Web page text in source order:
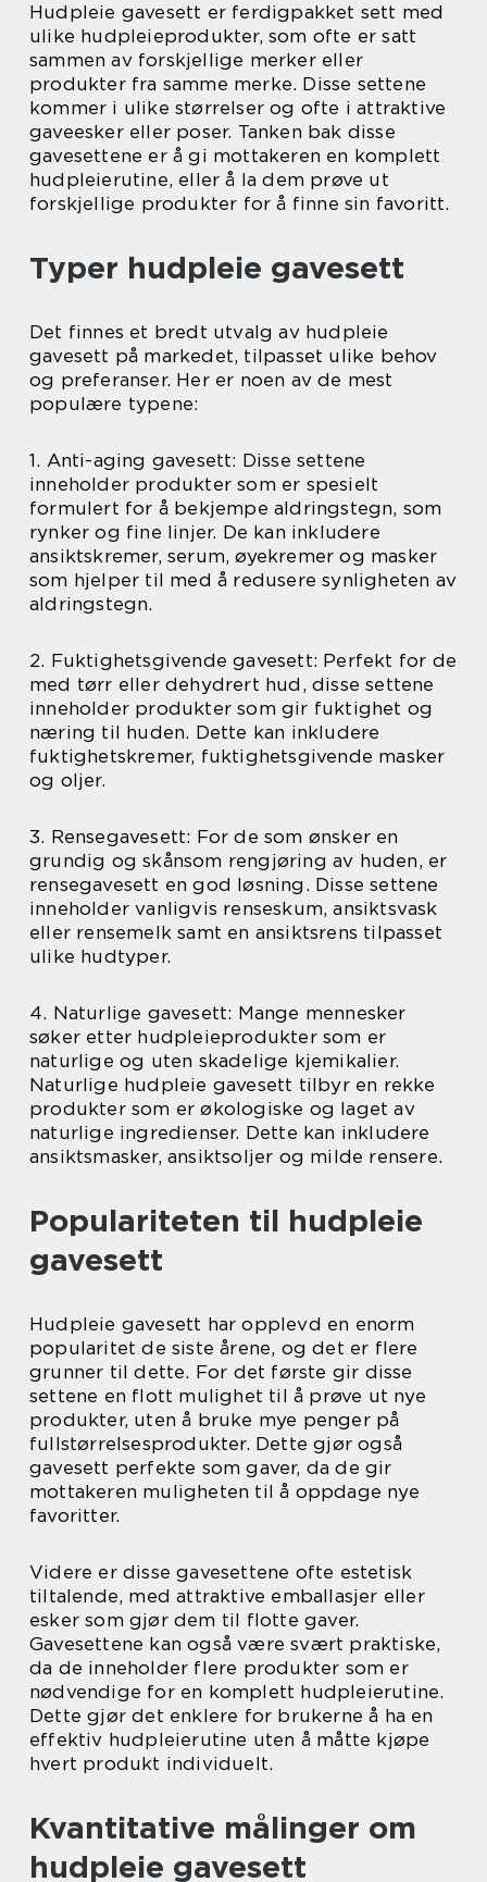
Hudpleie gavesett er ferdigpakket sett med
ulike hudpleieprodukter, som ofte er satt
sammen av forskjellige merker eller
produkter fra samme merke. Disse settene
kommer i ulike størrelser og ofte i attraktive
gaveesker eller poser. Tanken bak disse
gavesettene er å gi mottakeren en komplett
hudpleierutine, eller å la dem prøve ut
forskjellige produkter for å finne sin favoritt.
Typer hudpleie gavesett
Det finnes et bredt utvalg av hudpleie
gavesett på markedet, tilpasset ulike behov
og preferanser. Her er noen av de mest
populære typene:
1. Anti-aging gavesett: Disse settene
inneholder produkter som er spesielt
formulert for å bekjempe aldringstegn, som
rynker og fine linjer. De kan inkludere
ansiktskremer, serum, øyekremer og masker
som hjelper til med å redusere synligheten av
aldringstegn.
2. Fuktighetsgivende gavesett: Perfekt for de
med tørr eller dehydrert hud, disse settene
inneholder produkter som gir fuktighet og
næring til huden. Dette kan inkludere
fuktighetskremer, fuktighetsgivende masker
og oljer.
3. Rensegavesett: For de som ønsker en
grundig og skånsom rengjøring av huden, er
rensegavesett en god løsning. Disse settene
inneholder vanligvis renseskum, ansiktsvask
eller rensemelk samt en ansiktsrens tilpasset
ulike hudtyper.
4. Naturlige gavesett: Mange mennesker
søker etter hudpleieprodukter som er
naturlige og uten skadelige kjemikalier.
Naturlige hudpleie gavesett tilbyr en rekke
produkter som er økologiske og laget av
naturlige ingredienser. Dette kan inkludere
ansiktsmasker, ansiktsoljer og milde rensere.
Populariteten til hudpleie
gavesett
Hudpleie gavesett har opplevd en enorm
popularitet de siste årene, og det er flere
grunner til dette. For det første gir disse
settene en flott mulighet til å prøve ut nye
produkter, uten å bruke mye penger på
fullstørrelsesprodukter. Dette gjør også
gavesett perfekte som gaver, da de gir
mottakeren muligheten til å oppdage nye
favoritter.
Videre er disse gavesettene ofte estetisk
tiltalende, med attraktive emballasjer eller
esker som gjør dem til flotte gaver.
Gavesettene kan også være svært praktiske,
da de inneholder flere produkter som er
nødvendige for en komplett hudpleierutine.
Dette gjør det enklere for brukerne å ha en
effektiv hudpleierutine uten å måtte kjøpe
hvert produkt individuelt.
Kvantitative målinger om
hudpleie gavesett